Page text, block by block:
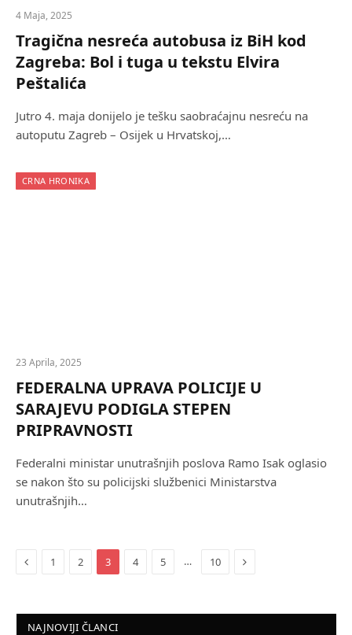
4 Maja, 2025
Tragična nesreća autobusa iz BiH kod
Zagreba: Bol i tuga u tekstu Elvira
Peštalića
Jutro 4. maja donijelo je tešku saobraćajnu nesreću na
autoputu Zagreb – Osijek u Hrvatskoj,…
CRNA HRONIKA
23 Aprila, 2025
FEDERALNA UPRAVA POLICIJE U
SARAJEVU PODIGLA STEPEN
PRIPRAVNOSTI
Federalni ministar unutrašnjih poslova Ramo Isak oglasio
se nakon što su policijski službenici Ministarstva
unutrašnjih…
Previous
1 2 3 4 5 … 10 Next
NAJNOVIJI ČLANCI